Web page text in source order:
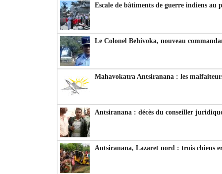
Escale de bâtiments de guerre indiens au
Le Colonel Behivoka, nouveau
Mahavokatra Antsiranana : les
Antsiranana : décès du conseiller
Antsiranana, Lazaret nord : trois chiens